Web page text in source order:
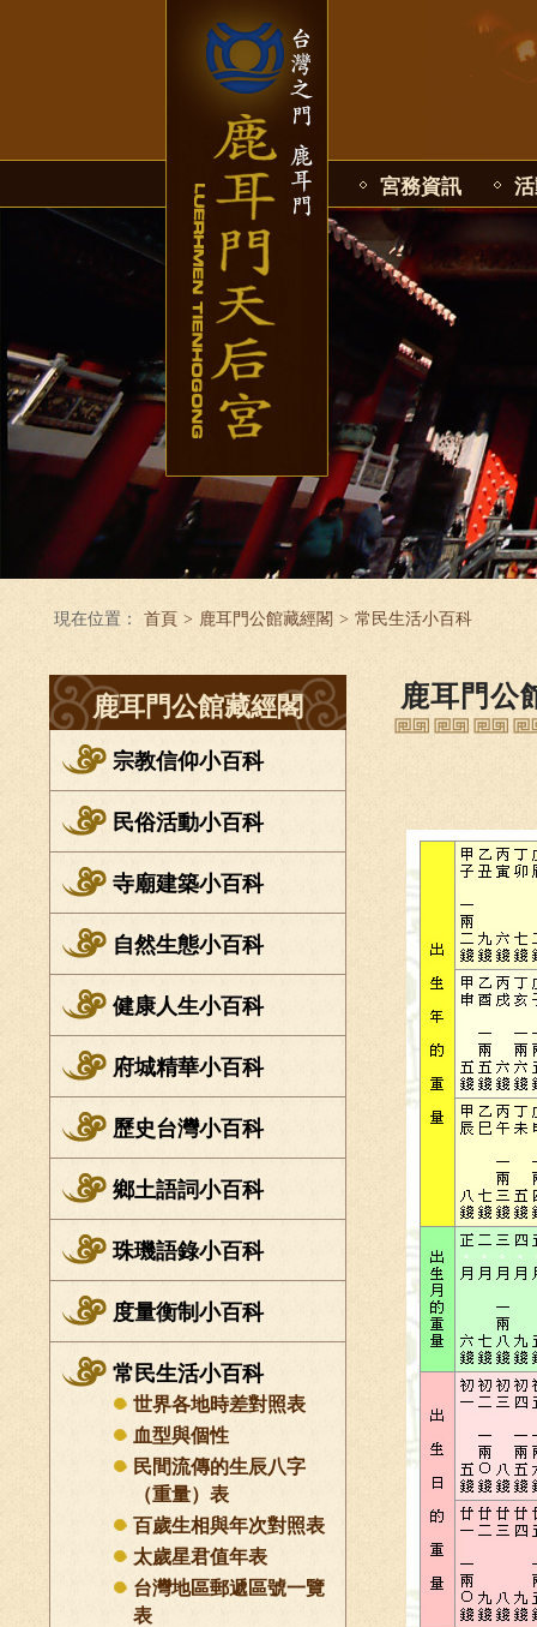
宮務資訊
現在位置： 首頁 > 鹿耳門公館藏經閣 > 常民生活小百科
鹿耳門公館藏經閣
宗教信仰小百科
民俗活動小百科
寺廟建築小百科
自然生態小百科
健康人生小百科
府城精華小百科
歷史台灣小百科
鄉土語詞小百科
珠璣語錄小百科
度量衡制小百科
常民生活小百科
世界各地時差對照表
血型與個性
民間流傳的生辰八字
（重量）表
百歲生相與年次對照表
太歲星君值年表
台灣地區郵遞區號一覽
表
鹿耳門公